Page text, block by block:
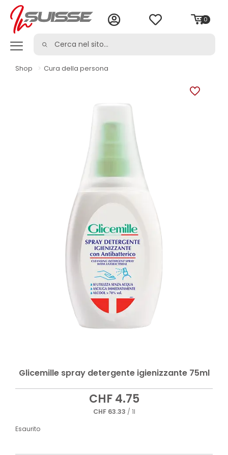
0
Shop > Cura della persona
Glicemille spray detergente igienizzante 75ml
CHF4.75
CHF63.33 / 1l
Esaurito